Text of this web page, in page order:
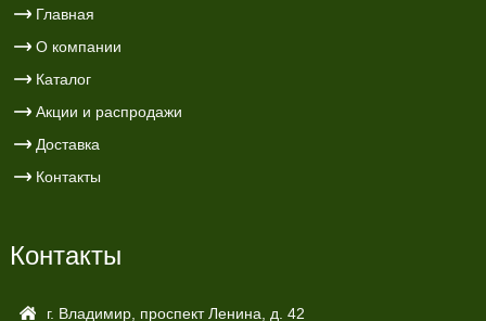
Главная
О компании
Каталог
Акции и распродажи
Доставка
Контакты
Контакты
г. Владимир, проспект Ленина, д. 42